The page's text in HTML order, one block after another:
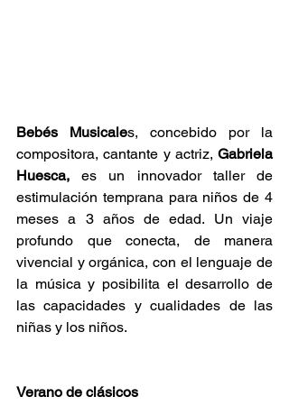
Bebés Musicales, concebido por la
compositora, cantante y actriz, Gabriela
Huesca, es un innovador taller de
estimulación temprana para niños de 4
meses a 3 años de edad. Un viaje
profundo que conecta, de manera
vivencial y orgánica, con el lenguaje de
la música y posibilita el desarrollo de
las capacidades y cualidades de las
niñas y los niños.
Verano de clásicos